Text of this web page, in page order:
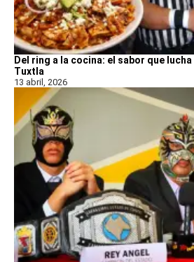
Del ring a la cocina: el sabor que
Tuxtla
13 abril, 2026